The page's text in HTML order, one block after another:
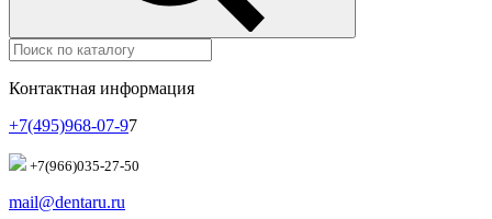
Контактная информация
+7(495)968-07-97
+7(966)035-27-50
mail@dentaru.ru